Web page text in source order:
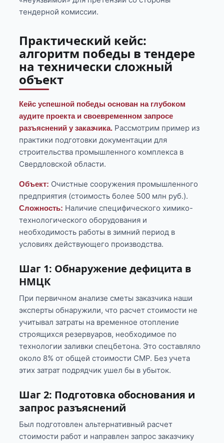
тендерной комиссии.
Практический кейс:
алгоритм победы в тендере
на технически сложный
объект
Кейс успешной победы основан на глубоком
аудите проекта и своевременном запросе
разъяснений у заказчика. Рассмотрим пример из
практики подготовки документации для
строительства промышленного комплекса в
Свердловской области.
Объект: Очистные сооружения промышленного
предприятия (стоимость более 500 млн руб.).
Сложность: Наличие специфического химико-
технологического оборудования и
необходимость работы в зимний период в
условиях действующего производства.
Шаг 1: Обнаружение дефицита в
НМЦК
При первичном анализе сметы заказчика наши
эксперты обнаружили, что расчет стоимости не
учитывал затраты на временное отопление
строящихся резервуаров, необходимое по
технологии заливки спецбетона. Это составляло
около 8% от общей стоимости СМР. Без учета
этих затрат подрядчик ушел бы в убыток.
Шаг 2: Подготовка обоснования и
запрос разъяснений
Был подготовлен альтернативный расчет
стоимости работ и направлен запрос заказчику